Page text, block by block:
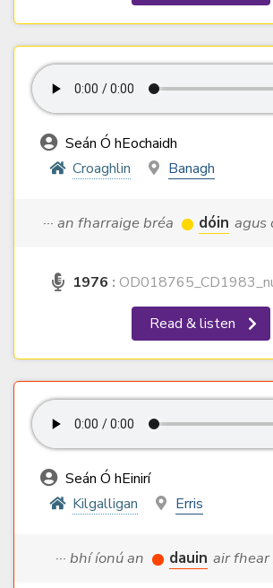
Seán Ó hEochaidh
Croaghlin
Banagh
··· an fharraige bréa dóin agus
1976 :
Read & listen
Seán Ó hEinirí
Kilgalligan
Erris
··· bhí íonú an dauin air fhear